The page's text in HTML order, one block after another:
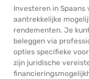
Investeren in
aantrekkelijke
rendementen. Je
beleggen via
opties specifieke
zijn juridische